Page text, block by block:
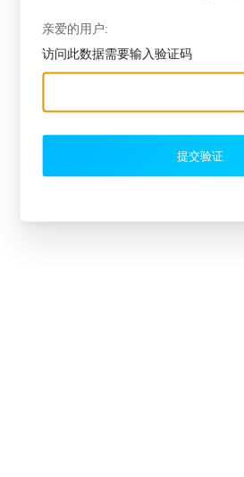
亲爱的用户:
访问此数据需要输入验证码